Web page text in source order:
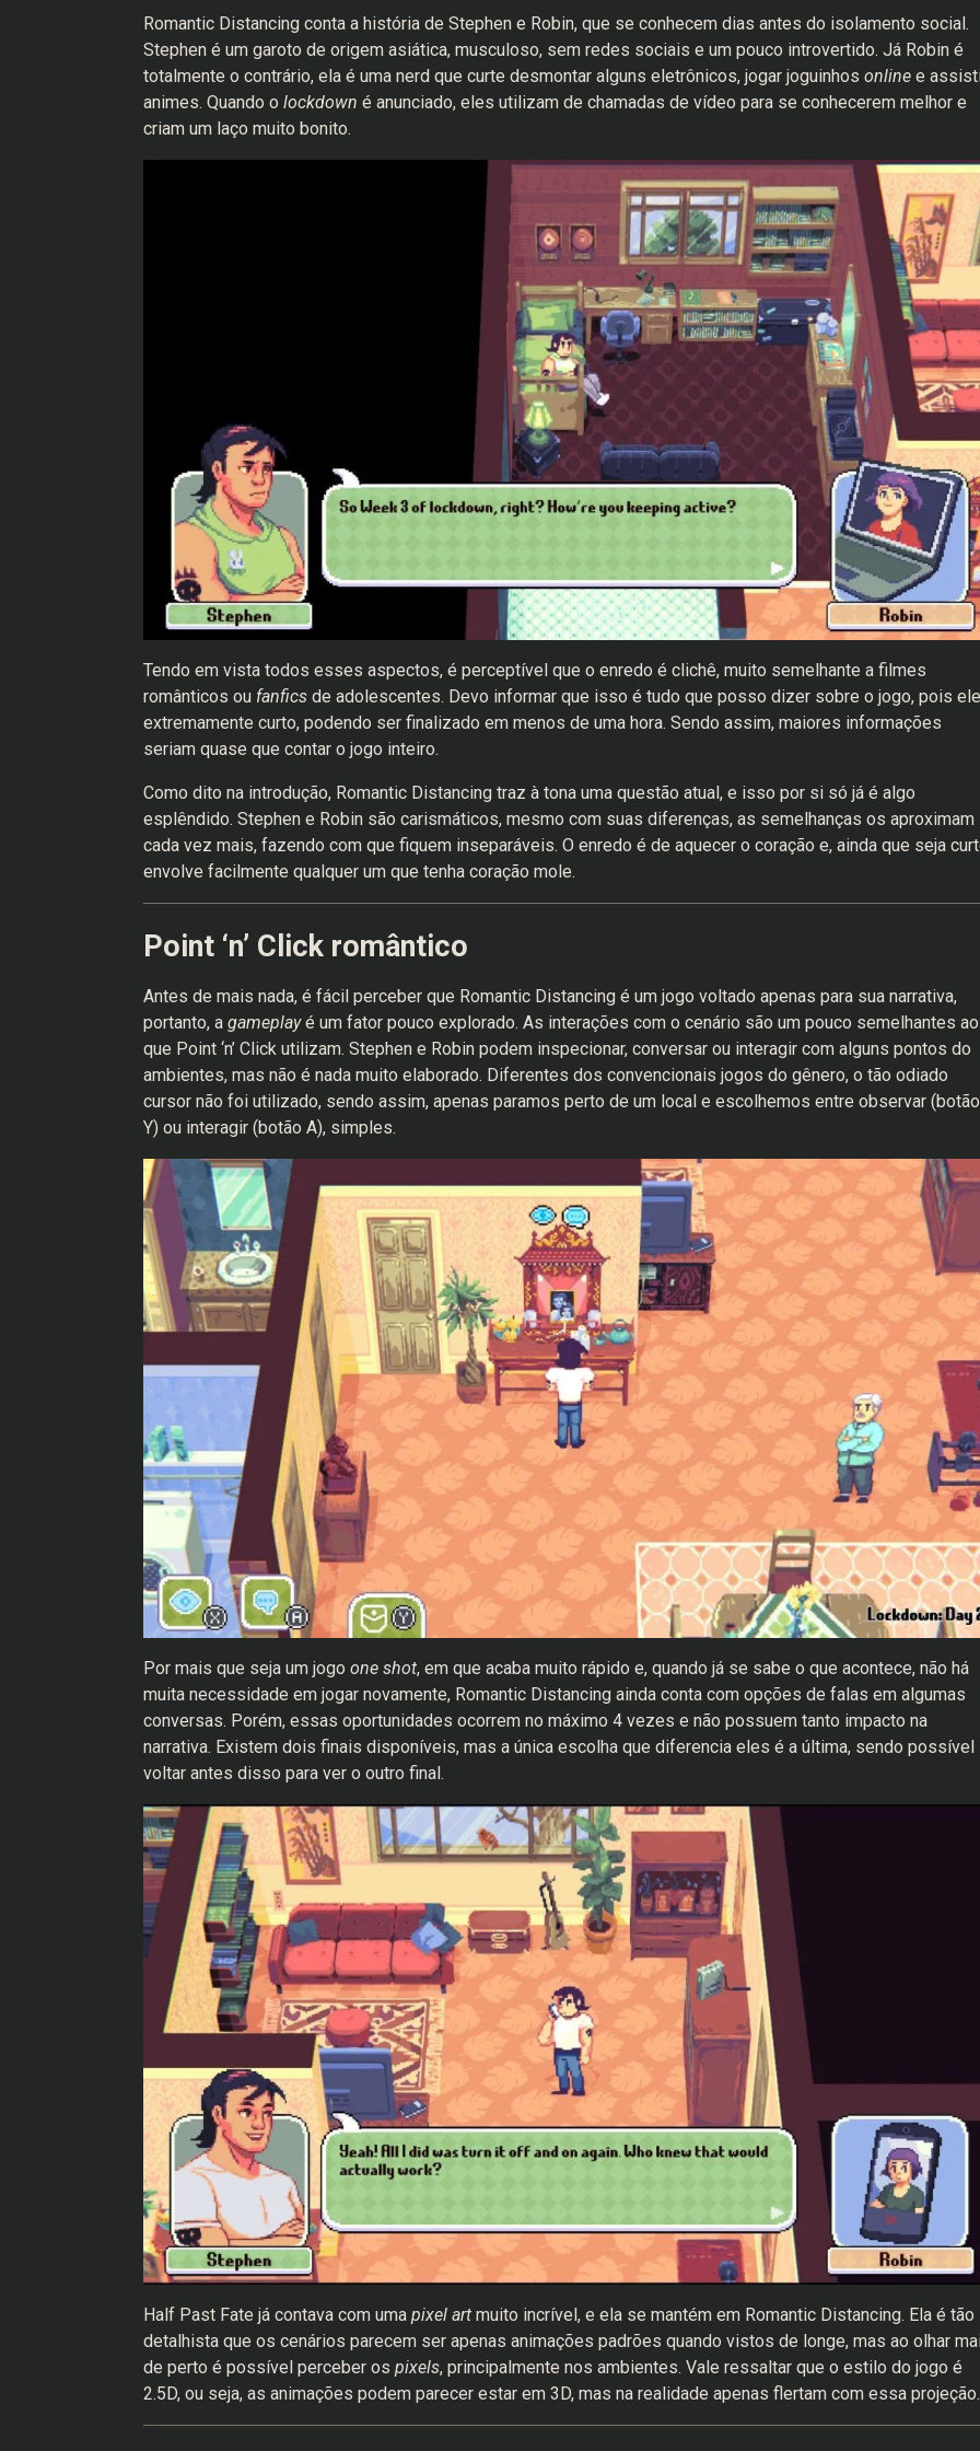
Romantic Distancing conta a história de Stephen e Robin, que se conhecem dias antes do isolamento social.
Stephen é um garoto de origem asiática, musculoso, sem redes sociais e um pouco introvertido. Já Robin é
totalmente o contrário, ela é uma nerd que curte desmontar alguns eletrônicos, jogar joguinhos online e
animes. Quando o lockdown é anunciado, eles utilizam de chamadas de vídeo para se conhecerem melhor e
criam um laço muito bonito.
Tendo em vista todos esses aspectos, é perceptível que o enredo é clichê, muito semelhante a filmes
românticos ou fanfics de adolescentes. Devo informar que isso é tudo que posso dizer sobre o jogo, pois
extremamente curto, podendo ser finalizado em menos de uma hora. Sendo assim, maiores informações
seriam quase que contar o jogo inteiro.
Como dito na introdução, Romantic Distancing traz à tona uma questão atual, e isso por si só já é algo
esplêndido. Stephen e Robin são carismáticos, mesmo com suas diferenças, as semelhanças os aproximam
cada vez mais, fazendo com que fiquem inseparáveis. O enredo é de aquecer o coração e, ainda que seja
envolve facilmente qualquer um que tenha coração mole.
Point ‘n’ Click romântico
Antes de mais nada, é fácil perceber que Romantic Distancing é um jogo voltado apenas para sua narrativa,
portanto, a gameplayé um fator pouco explorado. As interações com o cenário são um pouco semelhantes
que Point ‘n’ Click utilizam. Stephen e Robin podem inspecionar, conversar ou interagir com alguns pontos do
ambientes, mas não é nada muito elaborado. Diferentes dos convencionais jogos do gênero, o tão odiado
cursor não foi utilizado, sendo assim, apenas paramos perto de um local e escolhemos entre observar (botão
Y) ou interagir (botão A), simples.
Por mais que seja um jogo one shot, em que acaba muito rápido e, quando já se sabe o que acontece, não há
muita necessidade em jogar novamente, Romantic Distancing ainda conta com opções de falas em algumas
conversas. Porém, essas oportunidades ocorrem no máximo 4 vezes e não possuem tanto impacto na
narrativa. Existem dois finais disponíveis, mas a única escolha que diferencia eles é a última, sendo possível
voltar antes disso para ver o outro final.
Half Past Fate já contava com uma pixel artmuito incrível, e ela se mantém em Romantic Distancing. Ela é tão
detalhista que os cenários parecem ser apenas animações padrões quando vistos de longe, mas ao olhar
de perto é possível perceber os pixels, principalmente nos ambientes. Vale ressaltar que o estilo do jogo é
2.5D, ou seja, as animações podem parecer estar em 3D, mas na realidade apenas flertam com essa projeção.